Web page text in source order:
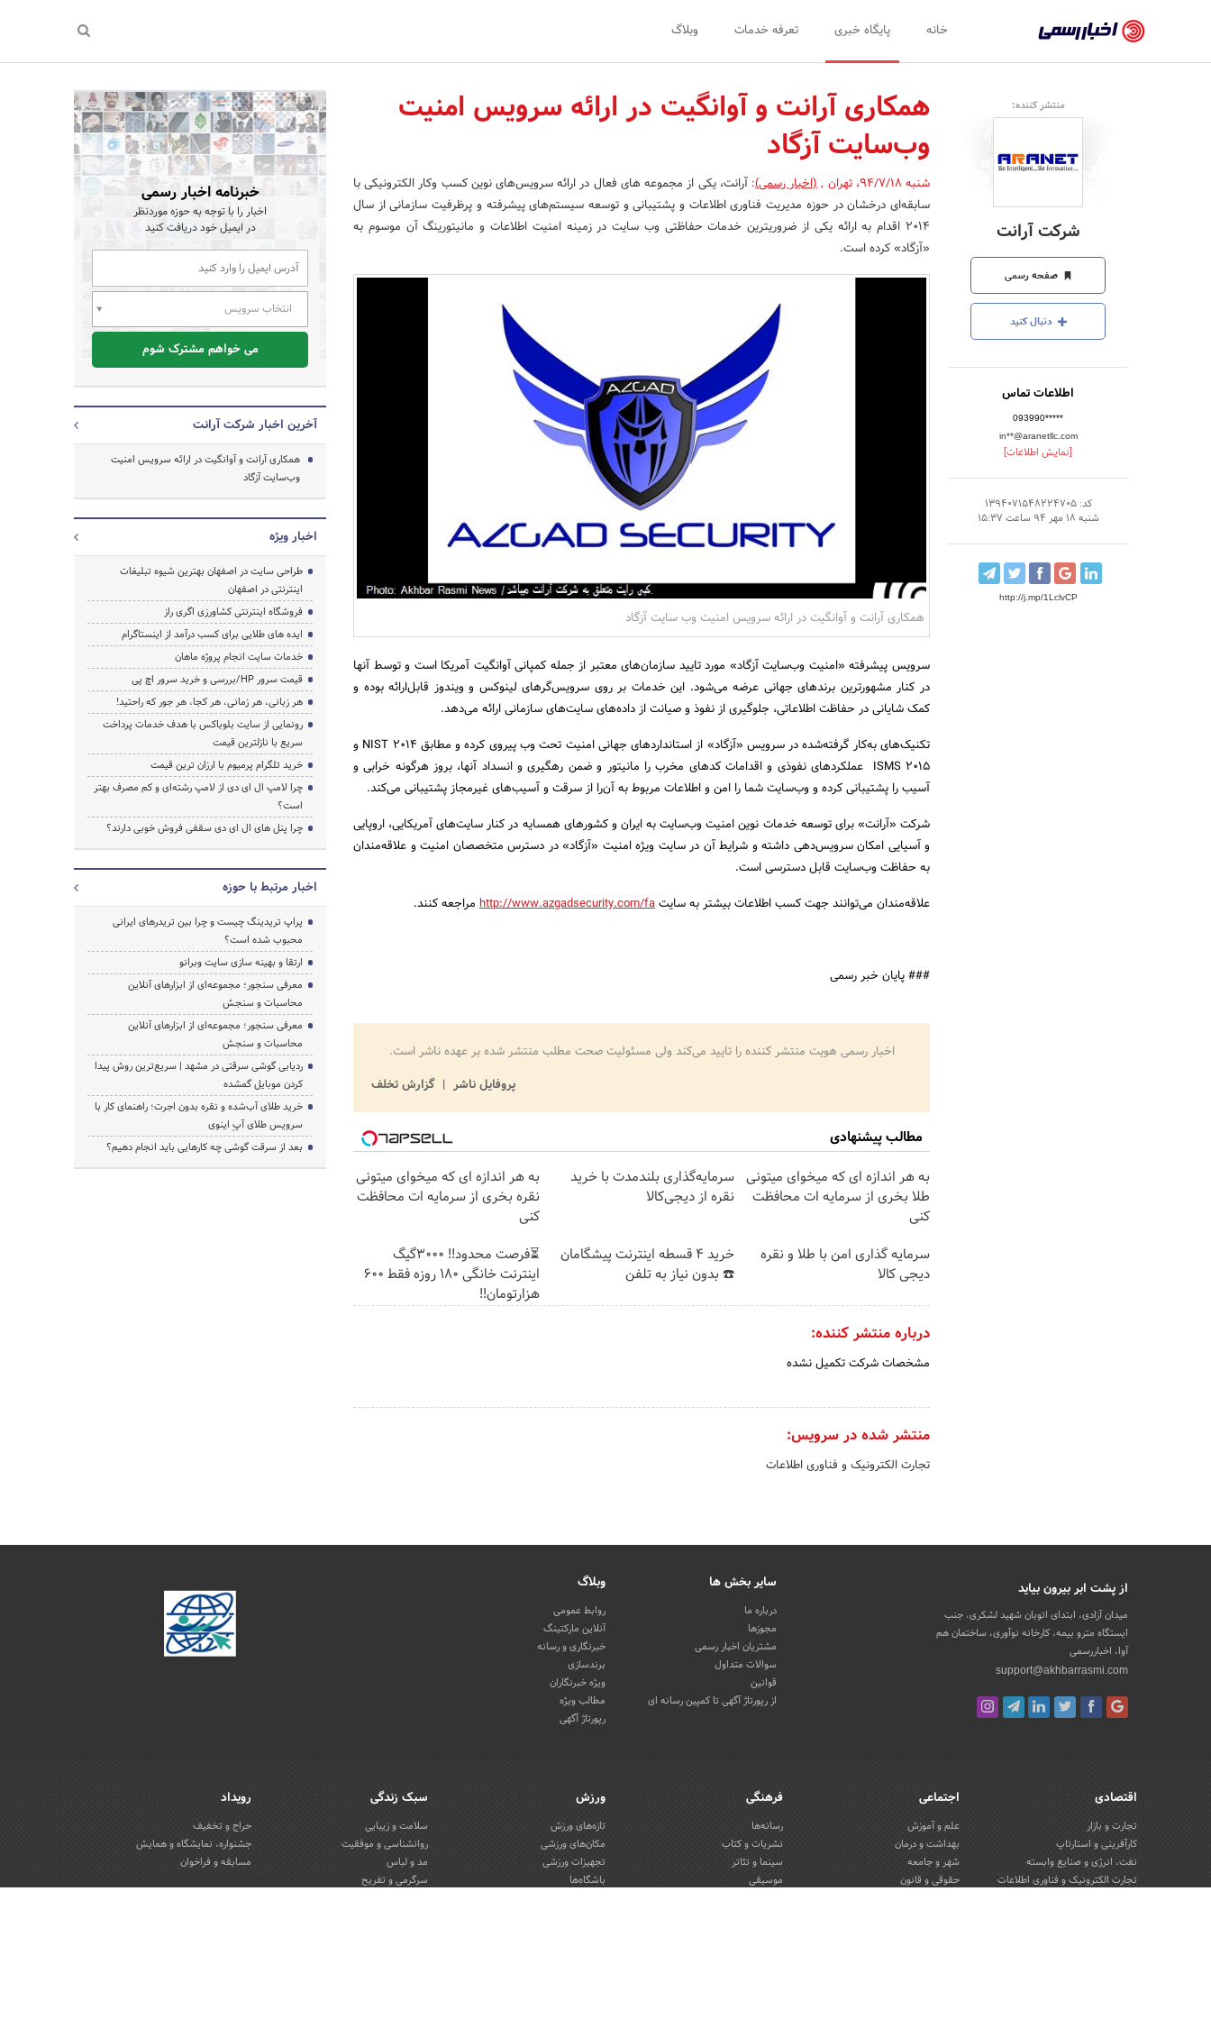
رسمی
-
اخبار
تایید
شرکت‌ها،
سازمان‌ها
و
روابط
عمومی‌ها
خانه پایگاه خبری تعرفه خدمات وبلاگ
منتشر کننده:
شرکت آرانت
صفحه رسمی
دنبال کنید
اطلاعات تماس
093990*****
in**@aranetllc.com
[نمایش اطلاعات]
کد: 1394071548224705
شنبه 18 مهر 94 ساعت 15:37
http://j.mp/1LclvCP
همکاری آرانت و آوانگیت در ارائه سرویس امنیت
وب‌سایت آزگاد
شنبه 94/7/18 ،تهران ,(اخبار رسمی):آرانت، یکی از مجموعه های فعال در ارائه سرویس‌های نوین کسب وکار الکترونیکی با
سابقه‌ای درخشان در حوزه مدیریت فناوری اطلاعات و پشتیبانی و توسعه سیستم‌های پیشرفته و پرظرفیت سازمانی از سال
2014 اقدام به ارائه یکی از ضروریترین خدمات حفاظتی وب سایت در زمینه امنیت اطلاعات و مانیتورینگ آن موسوم به
«آزگاد» کرده است.
همکاری آرانت و آوانگیت در ارائه سرویس امنیت وب سایت آزگاد
سرویس پیشرفته «امنیت وب‌سایت آزگاد» مورد تایید سازمان‌های معتبر از جمله کمپانی آوانگیت آمریکا است و توسط آنها
در کنار مشهورترین برندهای جهانی عرضه می‌شود. این خدمات بر روی سرویس‌گرهای لینوکس و ویندوز قابل‌ارائه بوده و
کمک شایانی در حفاظت اطلاعاتی، جلوگیری از نفوذ و صیانت از داده‌های سایت‌های سازمانی ارائه می‌دهد.
تکنیک‌های به‌کار گرفته‌شده در سرویس «آزگاد» از استانداردهای جهانی امنیت تحت وب پیروی کرده و مطابق NIST 2014 و
ISMS 2015 عملکردهای نفوذی و اقدامات کدهای مخرب را مانیتور و ضمن رهگیری و انسداد آنها، بروز هرگونه خرابی و
آسیب را پشتیبانی کرده و وب‌سایت شما را امن و اطلاعات مربوط به آن‌را از سرقت و آسیب‌های غیرمجاز پشتیبانی می‌کند.
شرکت «آرانت» برای توسعه خدمات نوین امنیت وب‌سایت به ایران و کشورهای همسایه در کنار سایت‌های آمریکایی، اروپایی
و آسیایی امکان سرویس‌دهی داشته و شرایط آن در سایت ویژه امنیت «آزگاد» در دسترس متخصصان امنیت و علاقه‌مندان
به حفاظت وب‌سایت قابل دسترسی است.
علاقه‌مندان می‌توانند جهت کسب اطلاعات بیشتر به سایتhttp://www.azgadsecurity.com/fa مراجعه کنند.
### پایان خبر رسمی
اخبار رسمی هویت منتشر کننده را تایید می‌کند ولی مسئولیت صحت مطلب منتشر شده بر عهده ناشر است.
پروفایل ناشر
گزارش تخلف
مطالب پیشنهادی
به هر اندازه ای که میخوای میتونی
طلا بخری از سرمایه ات محافظت
کنی
سرمایه‌گذاری بلندمدت با خرید
نقره از دیجی‌کالا
به هر اندازه ای که میخوای میتونی
نقره بخری از سرمایه ات محافظت
کنی
سرمایه گذاری امن با طلا و نقره
دیجی کالا
خرید 4 قسطه اینترنت پیشگامان
☎️ بدون نیاز به تلفن
⏳فرصت محدود!! 3000گیگ
اینترنت خانگی 180 روزه فقط 600
هزارتومان!!
درباره منتشر کننده:
مشخصات شرکت تکمیل نشده
منتشر شده در سرویس:
تجارت الکترونیک و فناوری اطلاعات
خبرنامه اخبار رسمی
اخبار را با توجه به حوزه موردنظر
در ایمیل خود دریافت کنید
انتخاب سرویس
می خواهم مشترک شوم
آخرین اخبار شرکت آرانت
همکاری آرانت و آوانگیت در ارائه سرویس امنیت
وب‌سایت آزگاد
اخبار ویژه
طراحی سایت در اصفهان بهترین شیوه تبلیغات
اینترنتی در اصفهان
فروشگاه اینترنتی کشاورزی اگری راز
ایده های طلایی برای کسب درآمد از اینستاگرام
خدمات سایت انجام پروژه ماهان
قیمت سرور HP/بررسی و خرید سرور اچ پی
هر زبانی، هر زمانی، هر کجا، هر جور که راحتید!
رونمایی از سایت بلوباکس با هدف خدمات پرداخت
سریع با نازلترین قیمت
خرید تلگرام پرمیوم با ارزان ترین قیمت
چرا لامپ ال ای دی از لامپ رشته‌ای و کم مصرف بهتر
است؟
چرا پنل های ال ای دی سقفی فروش خوبی دارند؟
اخبار مرتبط با حوزه
پراپ تریدینگ چیست و چرا بین تریدرهای ایرانی
محبوب شده است؟
ارتقا و بهینه سازی سایت وبرانو
معرفی سنجور؛ مجموعه‌ای از ابزارهای آنلاین
محاسبات و سنجش
معرفی سنجور؛ مجموعه‌ای از ابزارهای آنلاین
محاسبات و سنجش
ردیابی گوشی سرقتی در مشهد | سریع‌ترین روش پیدا
کردن موبایل گمشده
خرید طلای آب‌شده و نقره بدون اجرت؛ راهنمای کار با
سرویس طلای آپِ اینوی
بعد از سرقت گوشی چه کارهایی باید انجام دهیم؟
از پشت ابر بیرون بیاید
میدان آزادی، ابتدای اتوبان شهید لشکری، جنب
ایستگاه مترو بیمه، کارخانه نوآوری، ساختمان هم
آوا، اخباررسمی
support@akhbarrasmi.com
سایر بخش ها
درباره ما
مجوزها
مشتریان اخبار رسمی
سوالات متداول
قوانین
از رپورتاژ آگهی تا کمپین رسانه ای
وبلاگ
روابط عمومی
آنلاین مارکتینگ
خبرنگاری و رسانه
برندسازی
ویژه خبرنگاران
مطالب ویژه
رپورتاژ آگهی
اقتصادی
تجارت و بازار
کارآفرینی و استارتاپ
نفت، انرژی و صنایع وابسته
تجارت الکترونیک و فناوری اطلاعات
اجتماعی
علم و آموزش
بهداشت و درمان
شهر و جامعه
حقوقی و قانون
فرهنگی
رسانه‌ها
نشریات و کتاب
سینما و تئاتر
موسیقی
ورزش
تازه‌های ورزش
مکان‌های ورزشی
تجهیزات ورزشی
باشگاه‌ها
سبک زندگی
سلامت و زیبایی
روانشناسی و موفقیت
مد و لباس
سرگرمی و تفریح
رویداد
حراج و تخفیف
جشنواره، نمایشگاه و همایش
مسابقه و فراخوان